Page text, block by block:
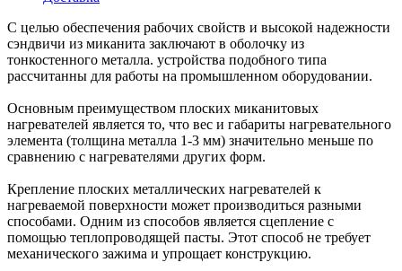
С целью обеспечения рабочих свойств и высокой надежности
сэндвичи из миканита заключают в оболочку из
тонкостенного металла. устройства подобного типа
рассчитанны для работы на промышленном оборудовании.
Основным преимуществом плоских миканитовых
нагревателей является то, что вес и габариты нагревательного
элемента (толщина металла 1-3 мм) значительно меньше по
сравнению с нагревателями других форм.
Крепление плоских металлических нагревателей к
нагреваемой поверхности может производиться разными
способами. Одним из способов является сцепление с
помощью теплопроводящей пасты. Этот способ не требует
механического зажима и упрощает конструкцию.